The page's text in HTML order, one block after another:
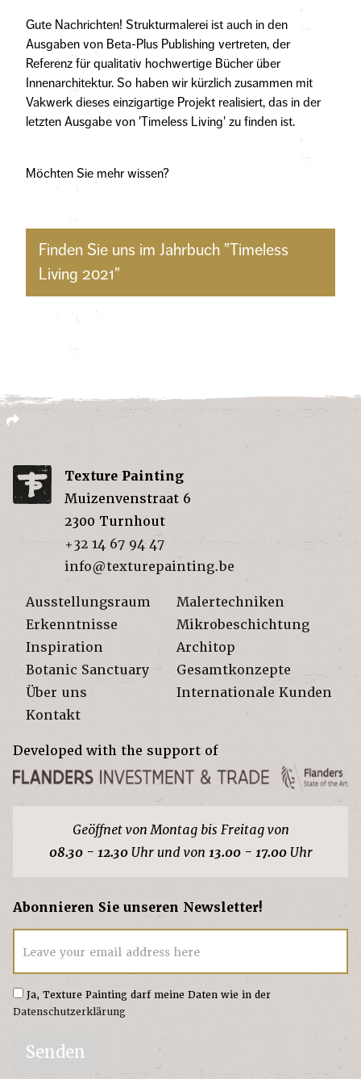
Gute Nachrichten! Strukturmalerei ist auch in den
Ausgaben von Beta-Plus Publishing vertreten, der
Referenz für qualitativ hochwertige Bücher über
Innenarchitektur. So haben wir kürzlich zusammen mit
Vakwerk dieses einzigartige Projekt realisiert, das in der
letzten Ausgabe von 'Timeless Living' zu finden ist.
Möchten Sie mehr wissen?
Finden Sie uns im Jahrbuch "Timeless
Living 2021"
Texture Painting
Muizenvenstraat 6
2300 Turnhout
+32 14 67 94 47
info@texturepainting.be
Ausstellungsraum
Erkenntnisse
Inspiration
Botanic Sanctuary
Über uns
Kontakt
Malertechniken
Mikrobeschichtung
Architop
Gesamtkonzepte
Internationale Kunden
Developed with the support of
Geöffnet von Montag bis Freitag von
08.30 - 12.30Uhr und von 13.00 - 17.00Uhr
Abonnieren Sie unseren Newsletter!
Leave your email address here
Ja, Texture Painting darf meine Daten wie in der
Datenschutzerklärung
Senden